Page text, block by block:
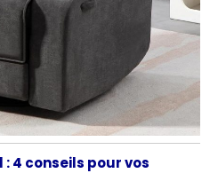
4 conseils pour vos